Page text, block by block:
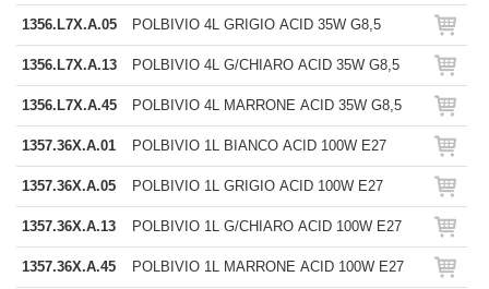
1356.L7X.A.05 POLBIVIO 4L GRIGIO ACID 35W G8,5
1356.L7X.A.13 POLBIVIO 4L G/CHIARO ACID 35W G8,5
1356.L7X.A.45 POLBIVIO 4L MARRONE ACID 35W G8,5
1357.36X.A.01 POLBIVIO 1L BIANCO ACID 100W E27
1357.36X.A.05 POLBIVIO 1L GRIGIO ACID 100W E27
1357.36X.A.13 POLBIVIO 1L G/CHIARO ACID 100W E27
1357.36X.A.45 POLBIVIO 1L MARRONE ACID 100W E27